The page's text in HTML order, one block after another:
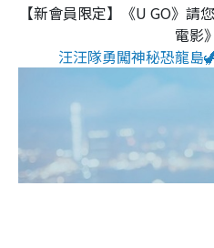
【新會員限定】《U GO》請
電影
汪汪隊勇闖神秘恐龍島